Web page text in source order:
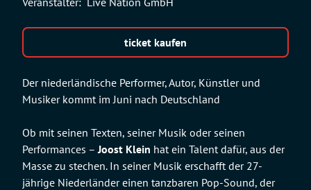
Der niederländische Performer, Autor, Künstler und
Musiker kommt im Juni nach Deutschland
Ob mit seinen Texten, seiner Musik oder seinen
Performances –Joost Klein hat ein Talent dafür, aus der
Masse zu stechen. In seiner Musik erschafft der 27-
jährige Niederländer einen tanzbaren Pop-Sound, der
ticket kaufen